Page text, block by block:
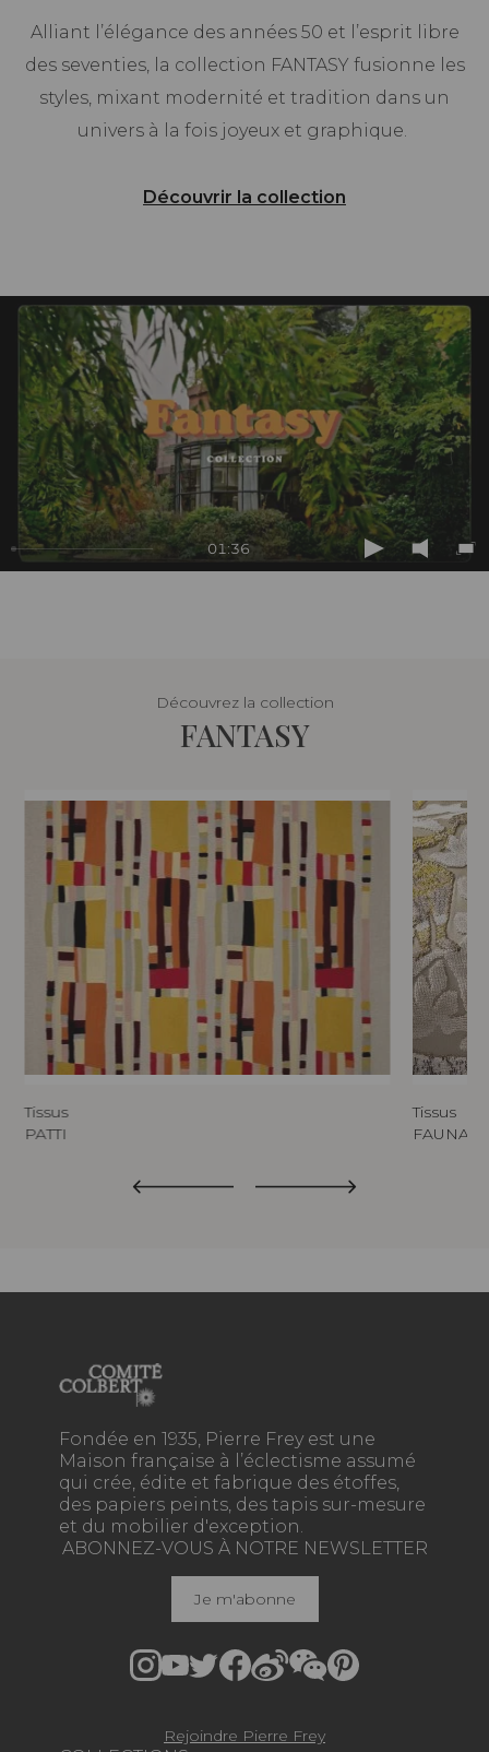
Alliant l’élégance des années 50 et l’esprit libre
des seventies, la collection FANTASY fusionne les
styles, mixant modernité et tradition dans un
univers à la fois joyeux et graphique.
Découvrir la collection
Play
01:36
Mute
Découvrez la collection
FANTASY
Tissus
PATTI
Tissus
FAUNA
Fondée en 1935, Pierre Frey est une
Maison française à l’éclectisme assumé
qui crée, édite et fabrique des étoffes,
des papiers peints, des tapis sur-mesure
et du mobilier d'exception.
ABONNEZ-VOUS À NOTRE NEWSLETTER
Je m'abonne
Rejoindre Pierre Frey